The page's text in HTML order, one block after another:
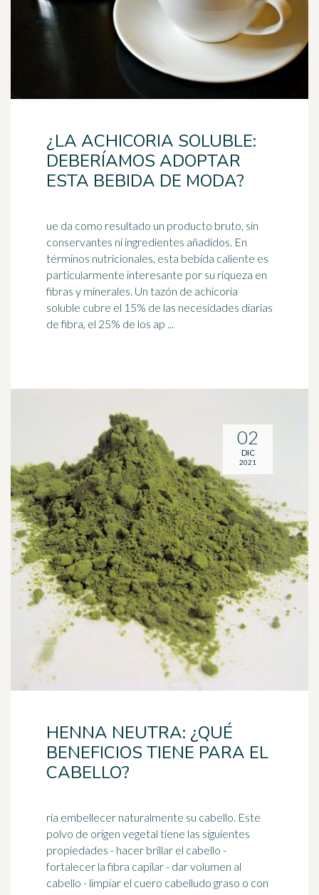
¿LA ACHICORIA SOLUBLE:
DEBERÍAMOS ADOPTAR
ESTA BEBIDA DE MODA?
ue da como resultado un producto bruto, sin
conservantes ni ingredientes añadidos. En
términos nutricionales, esta bebida caliente es
particularmente interesante por su riqueza en
fibras y minerales. Un tazón de achicoria
soluble cubre el 15% de las necesidades diarias
de fibra, el 25% de los ap ...
HENNA NEUTRA: ¿QUÉ
BENEFICIOS TIENE PARA EL
CABELLO?
ría embellecer naturalmente su cabello. Este
polvo de origen vegetal tiene las siguientes
propiedades - hacer brillar el cabello -
fortalecer lafibra capilar - dar volumen al
cabello - limpiar el cuero cabelludo graso o con
02
DIC
2021